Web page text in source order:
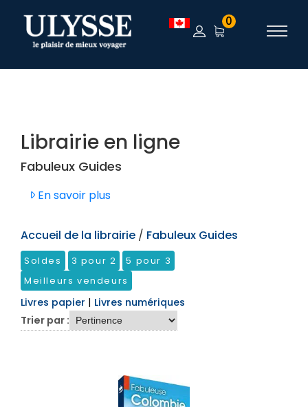
TEST 0
Librairie en ligne
Fabuleux Guides
En savoir plus
Accueil de la librairie / Fabuleux Guides
Soldes 3 pour 2
5 pour 3
Meilleurs vendeurs
Livres papier | Livres numériques
Trier par :